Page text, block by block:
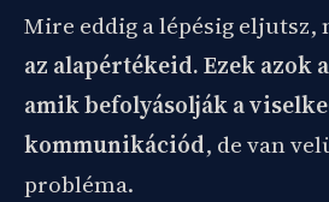
Mire eddig a lépésig eljutsz,
az alapértékeid. Ezek azok
amik befolyásolják a
kommunikációd, de van
probléma.